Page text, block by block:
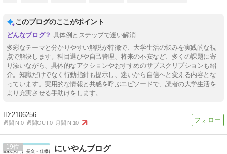
このブログのここがポイント
具体例とステップで迷い解消
多彩なテーマと分かりやすい解説が特徴で、大学生活の悩みを実践的な視
点で解決します。科目選びや自己管理、将来の不安など、多くの課題に寄
り添いながら、具体的なアクションやおすすめのサブスクリプションも紹
介。知識だけでなく行動指針も提示し、迷いから自信へと変える内容とな
っています。実用的な情報と共感を呼ぶエピソードで、読者の大学生活を
より充実させる手助けをします。
2106256
週間IN:0 週間OUT:0 月間IN:10
19 にいやんブログ